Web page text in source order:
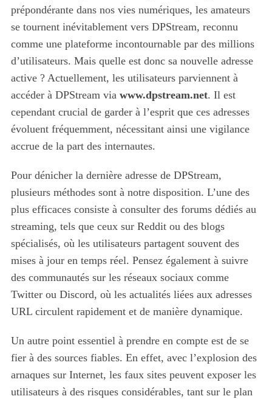
prépondérante dans nos vies numériques, les amateurs
se tournent inévitablement vers DPStream, reconnu
comme une plateforme incontournable par des millions
d’utilisateurs. Mais quelle est donc sa nouvelle adresse
active ? Actuellement, les utilisateurs parviennent à
accéder à DPStream via www.dpstream.net. Il est
cependant crucial de garder à l’esprit que ces adresses
évoluent fréquemment, nécessitant ainsi une vigilance
accrue de la part des internautes.
Pour dénicher la dernière adresse de DPStream,
plusieurs méthodes sont à notre disposition. L’une des
plus efficaces consiste à consulter des forums dédiés au
streaming, tels que ceux sur Reddit ou des blogs
spécialisés, où les utilisateurs partagent souvent des
mises à jour en temps réel. Pensez également à suivre
des communautés sur les réseaux sociaux comme
Twitter ou Discord, où les actualités liées aux adresses
URL circulent rapidement et de manière dynamique.
Un autre point essentiel à prendre en compte est de se
fier à des sources fiables. En effet, avec l’explosion des
arnaques sur Internet, les faux sites peuvent exposer les
utilisateurs à des risques considérables, tant sur le plan